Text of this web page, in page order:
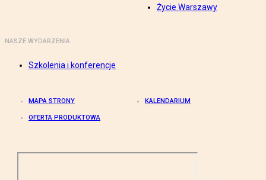
Życie Warszawy
NASZE WYDARZENIA
Szkolenia i konferencje
MAPA STRONY KALENDARIUM
OFERTA PRODUKTOWA